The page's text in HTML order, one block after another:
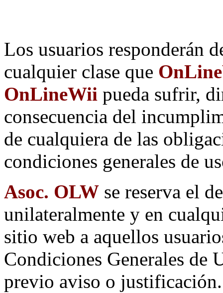
Los usuarios responderán
cualquier clase que
OnLineWii pueda sufrir,
consecuencia del
de cualquiera de las
condiciones generales de
Asoc. OLW se reserva el
unilateralmente y en
sitio web a aquellos
Condiciones Generales de
previo aviso o justificación.